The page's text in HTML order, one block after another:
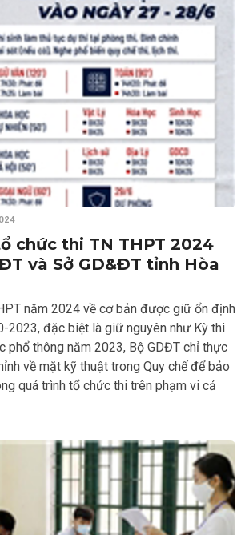
chức thi TN THPT 2024
và Sở GD&ĐT tỉnh Hòa
năm 2024 về cơ bản được giữ ổn định
2023, đặc biệt là giữ nguyên như Kỳ thi
phổ thông năm 2023, Bộ GDĐT chỉ thực
về mặt kỹ thuật trong Quy chế để bảo
quá trình tổ chức thi trên phạm vi cả